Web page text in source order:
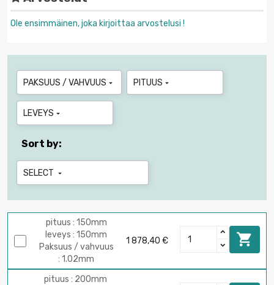
Ole ensimmäinen, joka kirjoittaa arvostelusi !
PAKSUUS / VAHVUUS  PITUUS 
LEVEYS 
Sort by:
SELECT 
pituus : 150mm
leveys : 150mm
Paksuus / vahvuus
: 1.02mm
1 878,40 € 
pituus : 200mm